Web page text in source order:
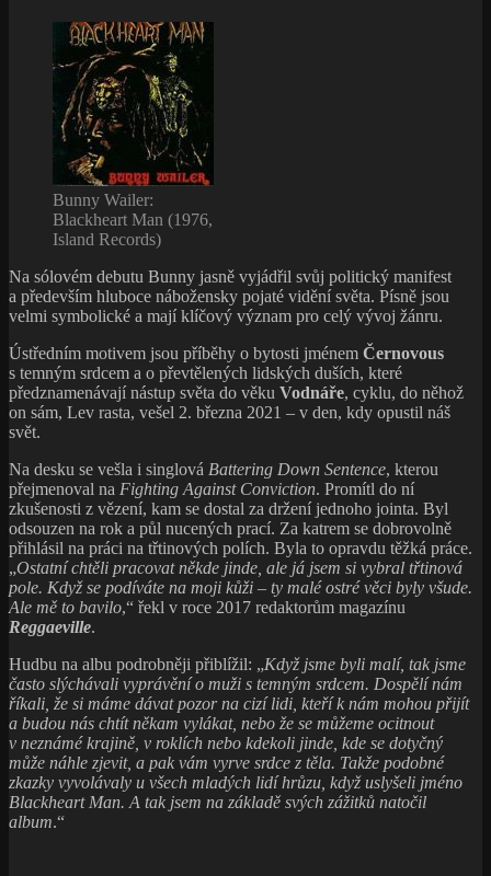
Bunny Wailer:
Blackheart Man (1976,
Island Records)
Na sólovém debutu Bunny jasně vyjádřil svůj politický manifest
a především hluboce nábožensky pojaté vidění světa. Písně jsou
velmi symbolické a mají klíčový význam pro celý vývoj žánru.
Ústředním motivem jsou příběhy o bytosti jménem Černovous
s temným srdcem a o převtělených lidských duších, které
předznamenávají nástup světa do věku Vodnáře, cyklu, do něhož
on sám, Lev rasta, vešel 2. března 2021 – v den, kdy opustil náš
svět.
Na desku se vešla i singlová Battering Down Sentence, kterou
přejmenoval na Fighting Against Conviction. Promítl do ní
zkušenosti z vězení, kam se dostal za držení jednoho jointa. Byl
odsouzen na rok a půl nucených prací. Za katrem se dobrovolně
přihlásil na práci na třtinových polích. Byla to opravdu těžká práce.
„Ostatní chtěli pracovat někde jinde, ale já jsem si vybral třtinová
pole. Když se podíváte na moji kůži – ty malé ostré věci byly všude.
Ale mě to bavilo,“ řekl v roce 2017 redaktorům magazínu
Reggaeville.
Hudbu na albu podrobněji přiblížil: „Když jsme byli malí, tak jsme
často slýchávali vyprávění o muži s temným srdcem. Dospělí nám
říkali, že si máme dávat pozor na cizí lidi, kteří k nám mohou přijít
a budou nás chtít někam vylákat, nebo že se můžeme ocitnout
v neznámé krajině, v roklích nebo kdekoli jinde, kde se dotyčný
může náhle zjevit, a pak vám vyrve srdce z těla. Takže podobné
zkazky vyvolávaly u všech mladých lidí hrůzu, když uslyšeli jméno
Blackheart Man. A tak jsem na základě svých zážitků natočil
album.“